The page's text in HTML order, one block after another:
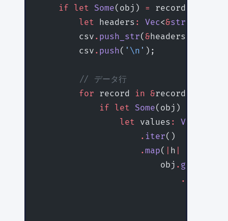
    if
let Some(obj) = records[
        let
headers : Vec<&str
        csv
. push_str( &headers
        csv
. push( ' \n ' );
        // データ行
        for
record in &records {
            if
let Some(obj)
                let
values : Vec
                    .
iter()
                    .
map( h
                        obj
. get
                            .